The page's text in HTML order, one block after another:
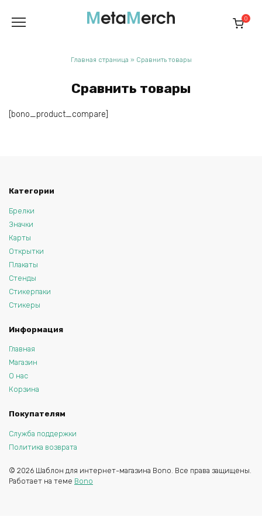
содержанию
0
Главная страница » Сравнить товары
Сравнить товары
[bono_product_compare]
Категории
Брелки
Значки
Карты
Открытки
Плакаты
Стенды
Стикерпаки
Стикеры
Информация
Главная
Магазин
О нас
Корзина
Покупателям
Служба поддержки
Политика возврата
© 2026 Шаблон для интернет-магазина Bono. Все права защищены.
Работает на теме Bono